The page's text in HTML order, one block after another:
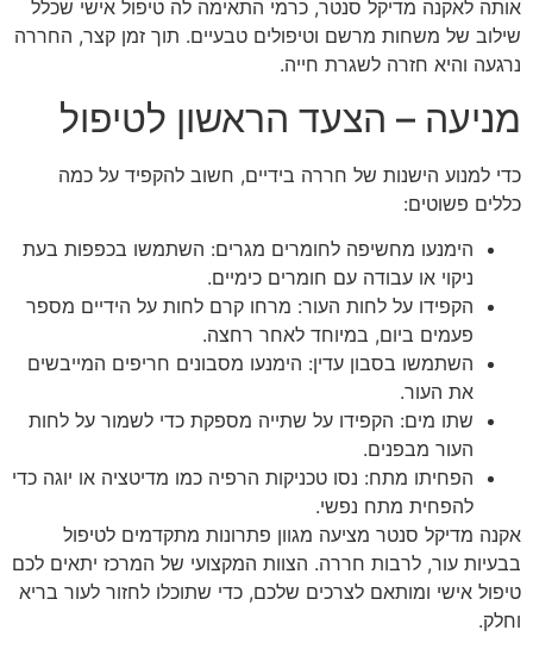
אותה לאקנה מדיקל סנטר, כרמי התאימה לה טיפול אישי שכלל
שילוב של משחות מרשם וטיפולים טבעיים. תוך זמן קצר, החררה
נרגעה והיא חזרה לשגרת חייה.
מניעה – הצעד הראשון לטיפול
כדי למנוע הישנות של חררה בידיים, חשוב להקפיד על כמה
כללים פשוטים:
הימנעו מחשיפה לחומרים מגרים: השתמשו בכפפות בעת
ניקוי או עבודה עם חומרים כימיים.
הקפידו על לחות העור: מרחו קרם לחות על הידיים מספר
פעמים ביום, במיוחד לאחר רחצה.
השתמשו בסבון עדין: הימנעו מסבונים חריפים המייבשים
את העור.
שתו מים: הקפידו על שתייה מספקת כדי לשמור על לחות
העור מבפנים.
הפחיתו מתח: נסו טכניקות הרפיה כמו מדיטציה או יוגה כדי
להפחית מתח נפשי.
אקנה מדיקל סנטר מציעה מגוון פתרונות מתקדמים לטיפול
בבעיות עור, לרבות חררה. הצוות המקצועי של המרכז יתאים לכם
טיפול אישי ומותאם לצרכים שלכם, כדי שתוכלו לחזור לעור בריא
וחלק.